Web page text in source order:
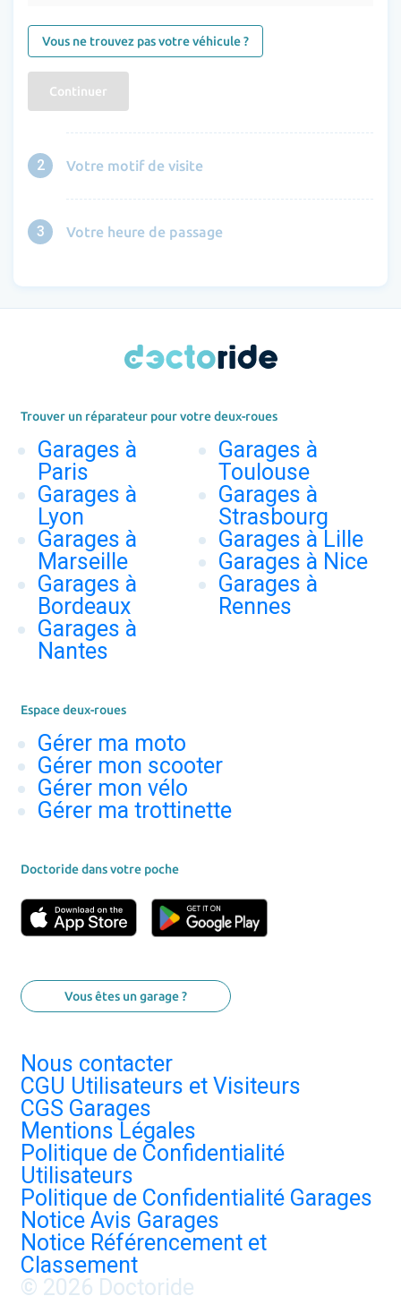
Vous ne trouvez pas votre véhicule ?
Continuer
2 Votre motif de visite
3 Votre heure de passage
Trouver un réparateur pour votre deux-roues
Garages à
Paris
Garages à
Lyon
Garages à
Marseille
Garages à
Bordeaux
Garages à
Nantes
Garages à
Toulouse
Garages à
Strasbourg
Garages à Lille
Garages à Nice
Garages à
Rennes
Espace deux-roues
Gérer ma moto
Gérer mon scooter
Gérer mon vélo
Gérer ma trottinette
Doctoride dans votre poche
Vous êtes un garage ?
Nous contacter
CGU Utilisateurs et Visiteurs
CGS Garages
Mentions Légales
Politique de Confidentialité
Utilisateurs
Politique de Confidentialité Garages
Notice Avis Garages
Notice Référencement et
Classement
© 2026 Doctoride